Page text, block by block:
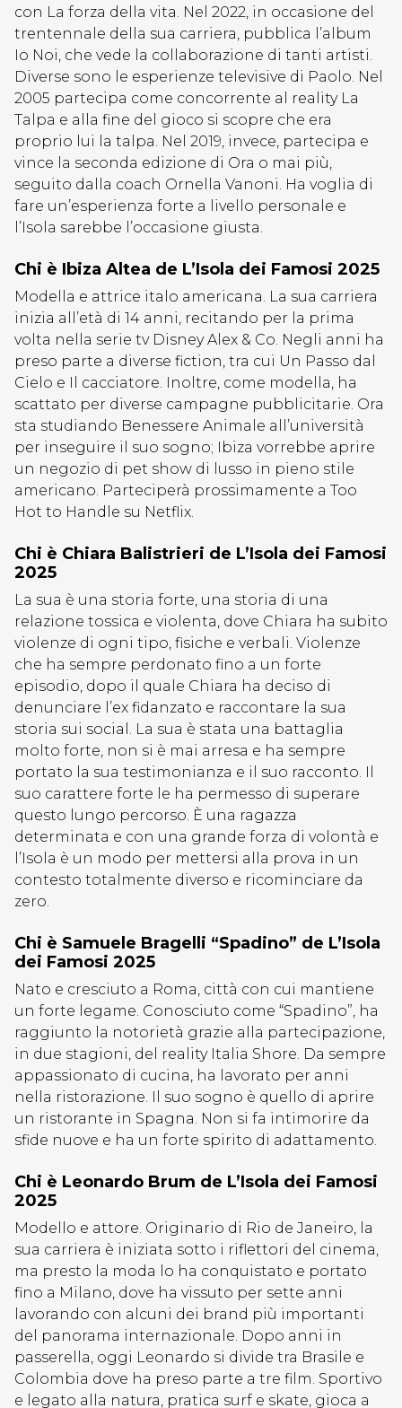
con La forza della vita. Nel 2022, in occasione del
trentennale della sua carriera, pubblica l’album
Io Noi, che vede la collaborazione di tanti artisti.
Diverse sono le esperienze televisive di Paolo. Nel
2005 partecipa come concorrente al reality La
Talpa e alla fine del gioco si scopre che era
proprio lui la talpa. Nel 2019, invece, partecipa e
vince la seconda edizione di Ora o mai più,
seguito dalla coach Ornella Vanoni. Ha voglia di
fare un’esperienza forte a livello personale e
l’Isola sarebbe l’occasione giusta.
Chi è Ibiza Altea de L’Isola dei Famosi 2025
Modella e attrice italo americana. La sua carriera
inizia all’età di 14 anni, recitando per la prima
volta nella serie tv Disney Alex & Co. Negli anni ha
preso parte a diverse fiction, tra cui Un Passo dal
Cielo e Il cacciatore. Inoltre, come modella, ha
scattato per diverse campagne pubblicitarie. Ora
sta studiando Benessere Animale all’università
per inseguire il suo sogno; Ibiza vorrebbe aprire
un negozio di pet show di lusso in pieno stile
americano. Parteciperà prossimamente a Too
Hot to Handle su Netflix.
Chi è Chiara Balistrieri de L’Isola dei Famosi
2025
La sua è una storia forte, una storia di una
relazione tossica e violenta, dove Chiara ha subito
violenze di ogni tipo, fisiche e verbali. Violenze
che ha sempre perdonato fino a un forte
episodio, dopo il quale Chiara ha deciso di
denunciare l’ex fidanzato e raccontare la sua
storia sui social. La sua è stata una battaglia
molto forte, non si è mai arresa e ha sempre
portato la sua testimonianza e il suo racconto. Il
suo carattere forte le ha permesso di superare
questo lungo percorso. È una ragazza
determinata e con una grande forza di volontà e
l’Isola è un modo per mettersi alla prova in un
contesto totalmente diverso e ricominciare da
zero.
Chi è Samuele Bragelli “Spadino” de L’Isola
dei Famosi 2025
Nato e cresciuto a Roma, città con cui mantiene
un forte legame. Conosciuto come “Spadino”, ha
raggiunto la notorietà grazie alla partecipazione,
in due stagioni, del reality Italia Shore. Da sempre
appassionato di cucina, ha lavorato per anni
nella ristorazione. Il suo sogno è quello di aprire
un ristorante in Spagna. Non si fa intimorire da
sfide nuove e ha un forte spirito di adattamento.
Chi è Leonardo Brum de L’Isola dei Famosi
2025
Modello e attore. Originario di Rio de Janeiro, la
sua carriera è iniziata sotto i riflettori del cinema,
ma presto la moda lo ha conquistato e portato
fino a Milano, dove ha vissuto per sette anni
lavorando con alcuni dei brand più importanti
del panorama internazionale. Dopo anni in
passerella, oggi Leonardo si divide tra Brasile e
Colombia dove ha preso parte a tre film. Sportivo
e legato alla natura, pratica surf e skate, gioca a